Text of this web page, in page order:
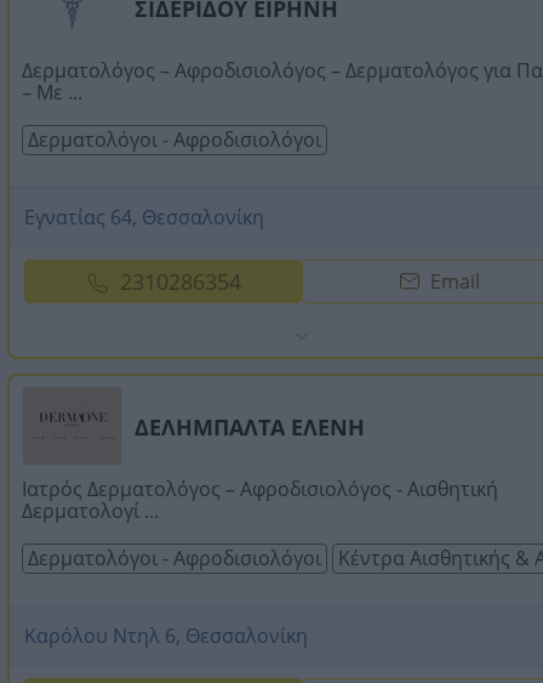
ΣΙΔΕΡΙΔΟΥ ΕΙΡΗΝΗ
Δερματολόγος – Αφροδισιολόγος – Δερματολόγος για
– Με ...
Δερματολόγοι - Αφροδισιολόγοι
Εγνατίας 64, Θεσσαλονίκη
2310286354 Email
ΔΕΛΗΜΠΑΛΤΑ ΕΛΕΝΗ
Ιατρός Δερματολόγος – Αφροδισιολόγος - Αισθητική
Δερματολογί ...
Δερματολόγοι - Αφροδισιολόγοι
Κέντρα Αισθητικής &
Καρόλου Ντηλ 6, Θεσσαλονίκη